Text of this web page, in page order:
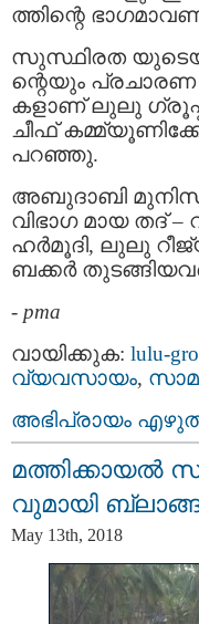
ത്തിന്റെ
സുസ്ഥിരത
ന്റെയും പ്രചാരണ
കളാണ് ലുലു
ചീഫ്
പറഞ്ഞു.
അബുദാബി
വിഭാഗ മായ തദ് –
ഹര്‍മൂദി, ലുലു
ബക്കര്‍
- pma
വായിക്കുക: lulu-
വ്യവസായം,
അഭിപ്രായം
മത്തിക്കായൽ
വുമായി
May 13th, 2018